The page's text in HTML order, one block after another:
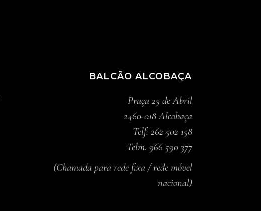
BALCÃO ALCOBAÇA
Praça 25 de Abril
2460-018 Alcobaça
Telf. 262 502 158
Telm. 966 590 377
(Chamada para rede fixa / rede móvel
nacional)